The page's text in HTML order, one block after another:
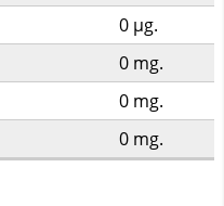
0 µg.
0 mg.
0 mg.
0 mg.